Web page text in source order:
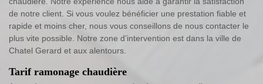
de notre client. Si vous voulez bénéficier une prestation fiable et
rapide et moins cher, nous vous conseillons de nous contacter le
plus vite possible. Notre zone d’intervention est dans la ville de
Chatel Gerard et aux alentours.
Tarif ramonage chaudière